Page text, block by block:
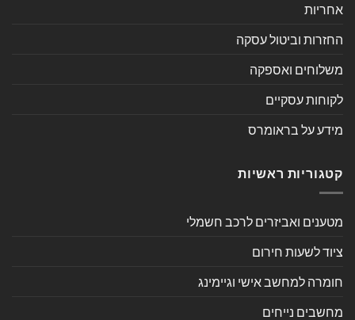
אחריות
החזרות וביטול עסקה
משלוחים ואספקה
לקוחות עסקיים
מידע על בראומרס
קטגוריות ראשיות
מטענים ואביזרים לרכב חשמלי
ציוד לשעות חירום
חומרה למחשב אישי וגיימינג
מחשבים נייחים